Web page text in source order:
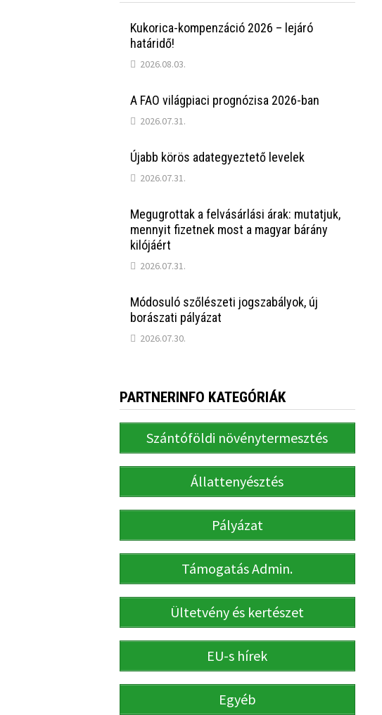
Kukorica-kompenzáció 2026 – lejáró
határidő!
2026.08.03.
A FAO világpiaci prognózisa 2026-ban
2026.07.31.
Újabb körös adategyeztető levelek
2026.07.31.
Megugrottak a felvásárlási árak: mutatjuk,
mennyit fizetnek most a magyar bárány
kilójáért
2026.07.31.
Módosuló szőlészeti jogszabályok, új
borászati pályázat
2026.07.30.
PARTNERINFO KATEGÓRIÁK
Szántóföldi növénytermesztés
Állattenyésztés
Pályázat
Támogatás Admin.
Ültetvény és kertészet
EU-s hírek
Egyéb